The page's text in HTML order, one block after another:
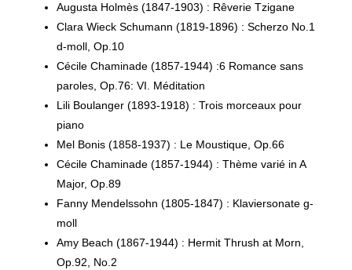
Augusta Holmès (1847-1903) : Rêverie Tzigane
Clara Wieck Schumann (1819-1896) : Scherzo No.1
d-moll, Op.10
Cécile Chaminade (1857-1944) :6 Romance sans
paroles, Op.76: VI. Méditation
Lili Boulanger (1893-1918) : Trois morceaux pour
piano
Mel Bonis (1858-1937) : Le Moustique, Op.66
Cécile Chaminade (1857-1944) : Thème varié in A
Major, Op.89
Fanny Mendelssohn (1805-1847) : Klaviersonate g-
moll
Amy Beach (1867-1944) : Hermit Thrush at Morn,
Op.92, No.2